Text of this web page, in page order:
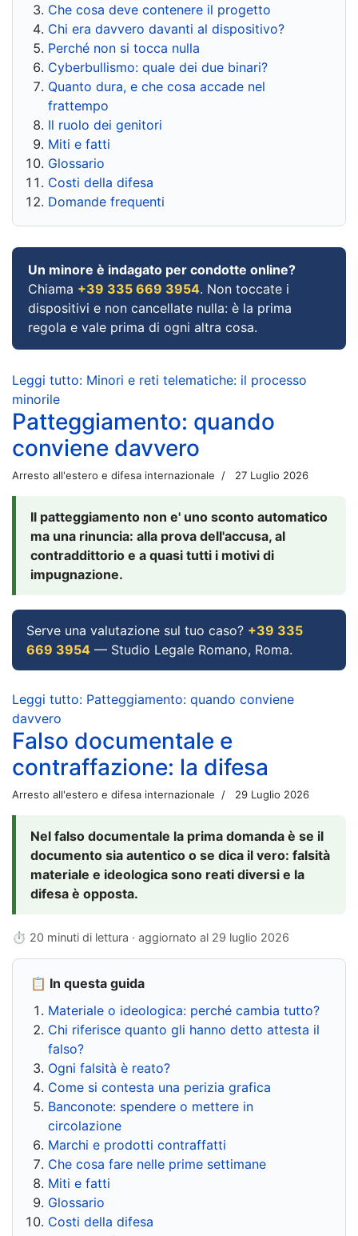
Che cosa deve contenere il progetto
Chi era davvero davanti al dispositivo?
Perché non si tocca nulla
Cyberbullismo: quale dei due binari?
Quanto dura, e che cosa accade nel
frattempo
Il ruolo dei genitori
Miti e fatti
Glossario
Costi della difesa
Domande frequenti
Un minore è indagato per condotte online?
Chiama +39 335 669 3954. Non toccate i
dispositivi e non cancellate nulla: è la prima
regola e vale prima di ogni altra cosa.
Leggi tutto: Minori e reti telematiche: il processo
minorile
Patteggiamento: quando
conviene davvero
Arresto all'estero e difesa internazionale 27 Luglio 2026
Il patteggiamento non e' uno sconto automatico
ma una rinuncia: alla prova dell'accusa, al
contraddittorio e a quasi tutti i motivi di
impugnazione.
Serve una valutazione sul tuo caso? +39 335
669 3954 — Studio Legale Romano, Roma.
Leggi tutto: Patteggiamento: quando conviene
davvero
Falso documentale e
contraffazione: la difesa
Arresto all'estero e difesa internazionale 29 Luglio 2026
Nel falso documentale la prima domanda è se il
documento sia autentico o se dica il vero: falsità
materiale e ideologica sono reati diversi e la
difesa è opposta.
⏱ 20 minuti di lettura · aggiornato al 29 luglio 2026
📋 In questa guida
Materiale o ideologica: perché cambia tutto?
Chi riferisce quanto gli hanno detto attesta il
falso?
Ogni falsità è reato?
Come si contesta una perizia grafica
Banconote: spendere o mettere in
circolazione
Marchi e prodotti contraffatti
Che cosa fare nelle prime settimane
Miti e fatti
Glossario
Costi della difesa